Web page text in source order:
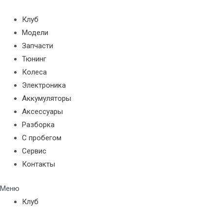
содержимому
Клуб
Модели
Запчасти
Тюнинг
Колеса
Электроника
Аккумуляторы
Аксессуары
Разборка
С пробегом
Сервис
Контакты
Меню
Клуб